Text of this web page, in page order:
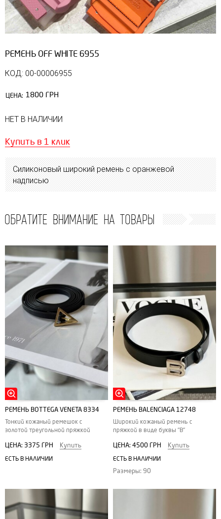
РЕМЕНЬ OFF WHITE 6955
КОД: 00-00006955
ЦЕНА: 1800 ГРН
НЕТ В НАЛИЧИИ
Купить в 1 клик
Силиконовый широкий ремень с оранжевой
надписью
ОБРАТИТЕ ВНИМАНИЕ НА ТОВАРЫ
РЕМЕНЬ BOTTEGA VENETA 8334
Тонкий кожаный ремешок с
золотой треугольной пряжкой
ЦЕНА: 3375 ГРН Купить
ЕСТЬ В НАЛИЧИИ
РЕМЕНЬ BALENCIAGA 12748
Широкий кожаный ремень с
пряжкой в виде буквы "В"
ЦЕНА: 4500 ГРН Купить
ЕСТЬ В НАЛИЧИИ
Размеры: 90